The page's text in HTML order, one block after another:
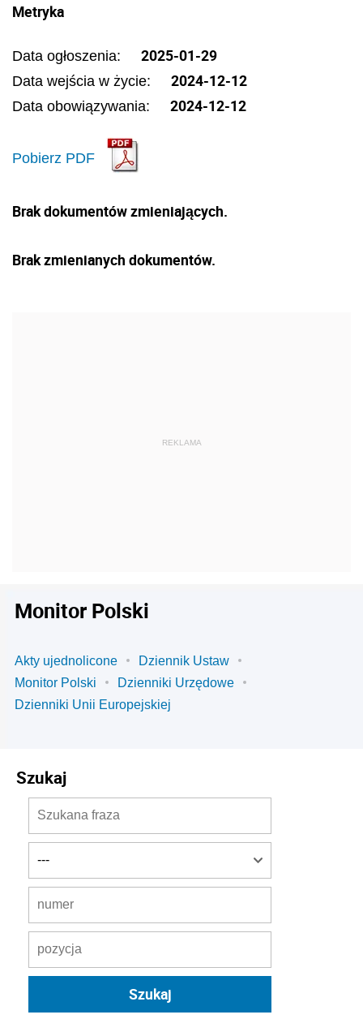
Metryka
Data ogłoszenia: 2025-01-29
Data wejścia w życie: 2024-12-12
Data obowiązywania: 2024-12-12
Pobierz PDF
Brak dokumentów zmieniających.
Brak zmienianych dokumentów.
Monitor Polski
Akty ujednolicone
Dziennik Ustaw
Monitor Polski
Dzienniki Urzędowe
Dzienniki Unii Europejskiej
Szukaj